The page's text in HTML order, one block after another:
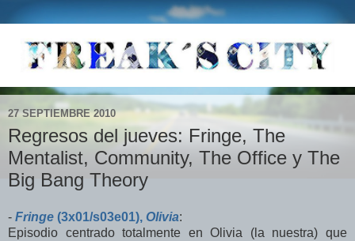
27 SEPTIEMBRE 2010
Regresos del jueves: Fringe, The
Mentalist, Community, The Office y The
Big Bang Theory
- Fringe (3x01/s03e01), Olivia:
Episodio centrado totalmente en Olivia (la nuestra) que